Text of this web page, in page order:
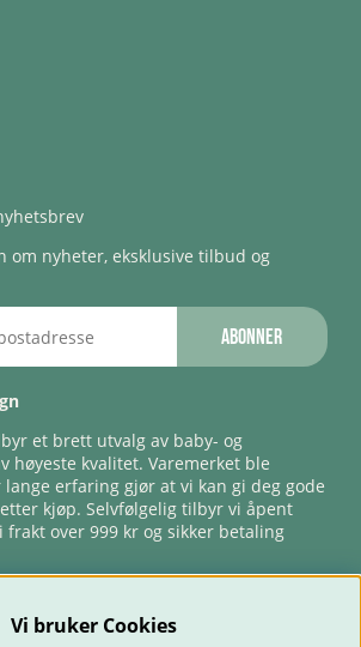
om nyheter, eksklusive tilbud og
Abonner
et brett utvalg av baby- og
høyeste kvalitet. Varemerket ble
lange erfaring gjør at vi kan gi deg gode
kjøp. Selvfølgelig tilbyr vi åpent
frakt over 999 kr og sikker betaling
Vi bruker Cookies